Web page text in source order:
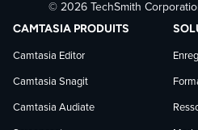
sur
© 2026 TechSmith
CAMTASIA PRODUITS
Camtasia Editor
Camtasia Snagit
Camtasia Audiate